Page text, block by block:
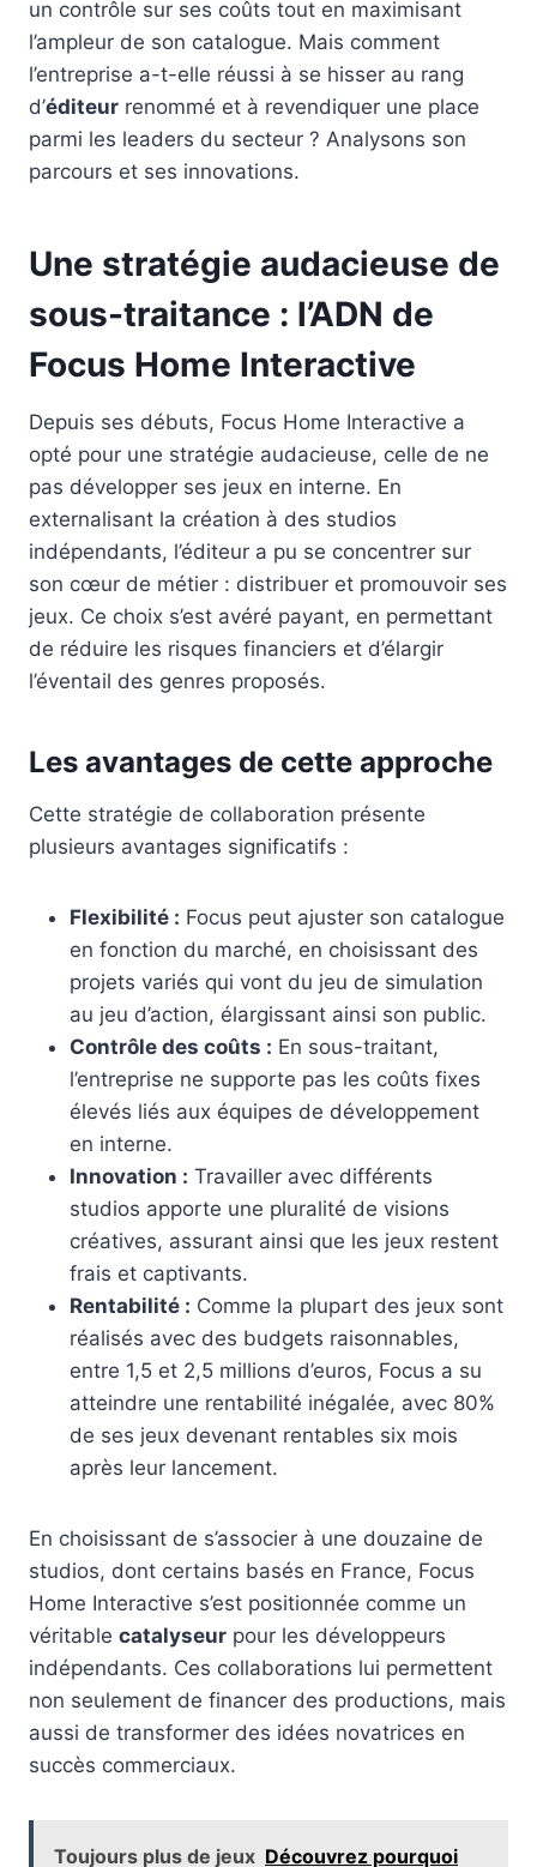
un contrôle sur ses coûts tout en maximisant
l’ampleur de son catalogue. Mais comment
l’entreprise a-t-elle réussi à se hisser au rang
d’éditeur renommé et à revendiquer une place
parmi les leaders du secteur ? Analysons son
parcours et ses innovations.
Une stratégie audacieuse de
sous-traitance : l’ADN de
Focus Home Interactive
Depuis ses débuts, Focus Home Interactive a
opté pour une stratégie audacieuse, celle de ne
pas développer ses jeux en interne. En
externalisant la création à des studios
indépendants, l’éditeur a pu se concentrer sur
son cœur de métier : distribuer et promouvoir ses
jeux. Ce choix s’est avéré payant, en permettant
de réduire les risques financiers et d’élargir
l’éventail des genres proposés.
Les avantages de cette approche
Cette stratégie de collaboration présente
plusieurs avantages significatifs :
Flexibilité : Focus peut ajuster son catalogue
en fonction du marché, en choisissant des
projets variés qui vont du jeu de simulation
au jeu d’action, élargissant ainsi son public.
Contrôle des coûts : En sous-traitant,
l’entreprise ne supporte pas les coûts fixes
élevés liés aux équipes de développement
en interne.
Innovation : Travailler avec différents
studios apporte une pluralité de visions
créatives, assurant ainsi que les jeux restent
frais et captivants.
Rentabilité : Comme la plupart des jeux sont
réalisés avec des budgets raisonnables,
entre 1,5 et 2,5 millions d’euros, Focus a su
atteindre une rentabilité inégalée, avec 80%
de ses jeux devenant rentables six mois
après leur lancement.
En choisissant de s’associer à une douzaine de
studios, dont certains basés en France, Focus
Home Interactive s’est positionnée comme un
véritable catalyseur pour les développeurs
indépendants. Ces collaborations lui permettent
non seulement de financer des productions, mais
aussi de transformer des idées novatrices en
succès commerciaux.
Toujours plus de jeux Découvrez pourquoi